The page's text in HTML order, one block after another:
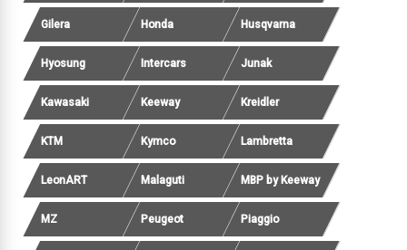
Gilera Honda Husqvarna
Hyosung Intercars Junak
Kawasaki Keeway Kreidler
KTM Kymco Lambretta
LeonART Malaguti MBP by Keeway
MZ Peugeot Piaggio